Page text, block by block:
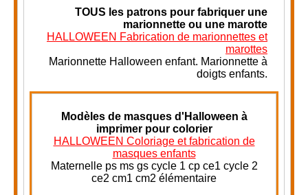
TOUS les patrons pour fabriquer une
marionnette ou une marotte
HALLOWEEN Fabrication de marionnettes et
marottes
Marionnette Halloween enfant. Marionnette à
doigts enfants.
Modèles de masques d'Halloween à
imprimer pour colorier
HALLOWEEN Coloriage et fabrication de
masques enfants
Maternelle ps ms gs cycle 1 cp ce1 cycle 2
ce2 cm1 cm2 élémentaire